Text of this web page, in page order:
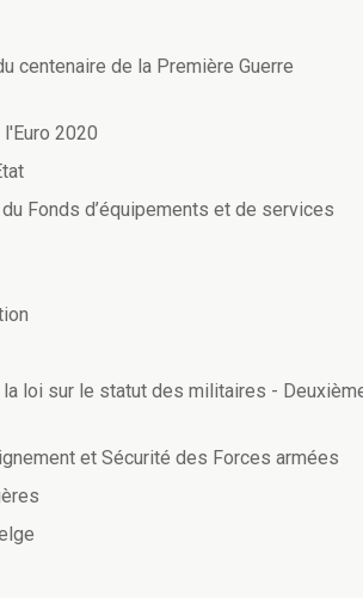
centenaire de la Première Guerre
2020
Fonds d’équipements et de services
loi sur le statut des militaires -
et Sécurité des Forces armées